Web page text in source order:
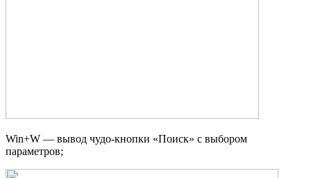
Win+W — вывод чудо-кнопки «Поиск» с выбором
параметров;